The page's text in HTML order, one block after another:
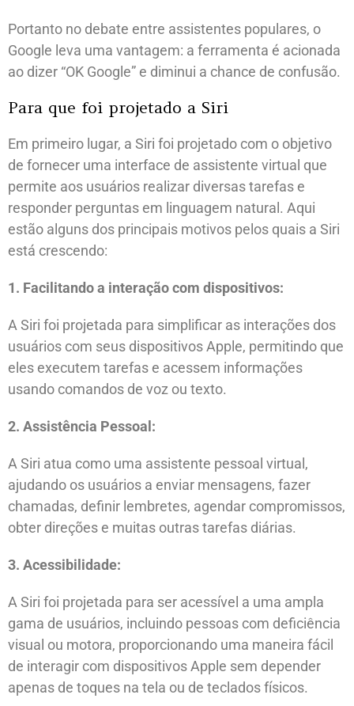
Portanto no debate entre assistentes populares, o
Google leva uma vantagem: a ferramenta é acionada
ao dizer “OK Google” e diminui a chance de confusão.
Para que foi projetado a Siri
Em primeiro lugar, a Siri foi projetado com o objetivo
de fornecer uma interface de assistente virtual que
permite aos usuários realizar diversas tarefas e
responder perguntas em linguagem natural. Aqui
estão alguns dos principais motivos pelos quais a Siri
está crescendo:
1. Facilitando a interação com dispositivos:
A Siri foi projetada para simplificar as interações dos
usuários com seus dispositivos Apple, permitindo que
eles executem tarefas e acessem informações
usando comandos de voz ou texto.
2. Assistência Pessoal:
A Siri atua como uma assistente pessoal virtual,
ajudando os usuários a enviar mensagens, fazer
chamadas, definir lembretes, agendar compromissos,
obter direções e muitas outras tarefas diárias.
3. Acessibilidade:
A Siri foi projetada para ser acessível a uma ampla
gama de usuários, incluindo pessoas com deficiência
visual ou motora, proporcionando uma maneira fácil
de interagir com dispositivos Apple sem depender
apenas de toques na tela ou de teclados físicos.